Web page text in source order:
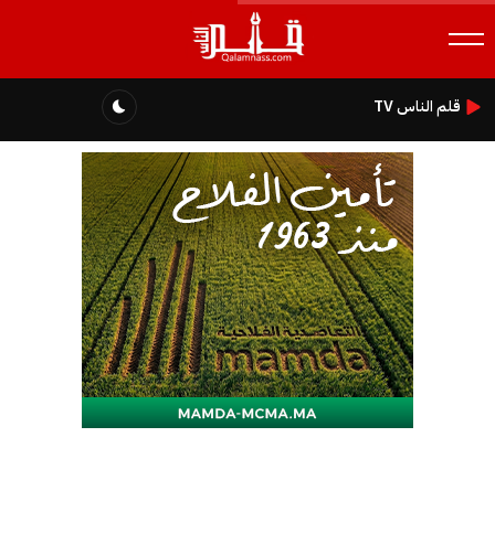
قلم الناس TV